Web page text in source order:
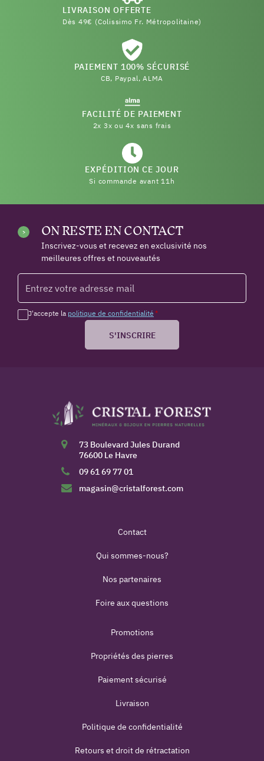
LIVRAISON OFFERTE
Dès 49€ (Colissimo Fr. Métropolitaine)
PAIEMENT 100% SÉCURISÉ
CB, Paypal, ALMA
FACILITÉ DE PAIEMENT
2x 3x ou 4x sans frais
EXPÉDITION CE JOUR
Si commande avant 11h
ON RESTE EN CONTACT
Inscrivez-vous et recevez en exclusivité nos
meilleures offres et nouveautés
J'accepte la politique de confidentialité *
S'INSCRIRE
73 Boulevard Jules Durand
76600 Le Havre
09 61 69 77 01
magasin@cristalforest.com
Contact
Qui sommes-nous?
Nos partenaires
Foire aux questions
Promotions
Propriétés des pierres
Paiement sécurisé
Livraison
Politique de confidentialité
Retours et droit de rétractation